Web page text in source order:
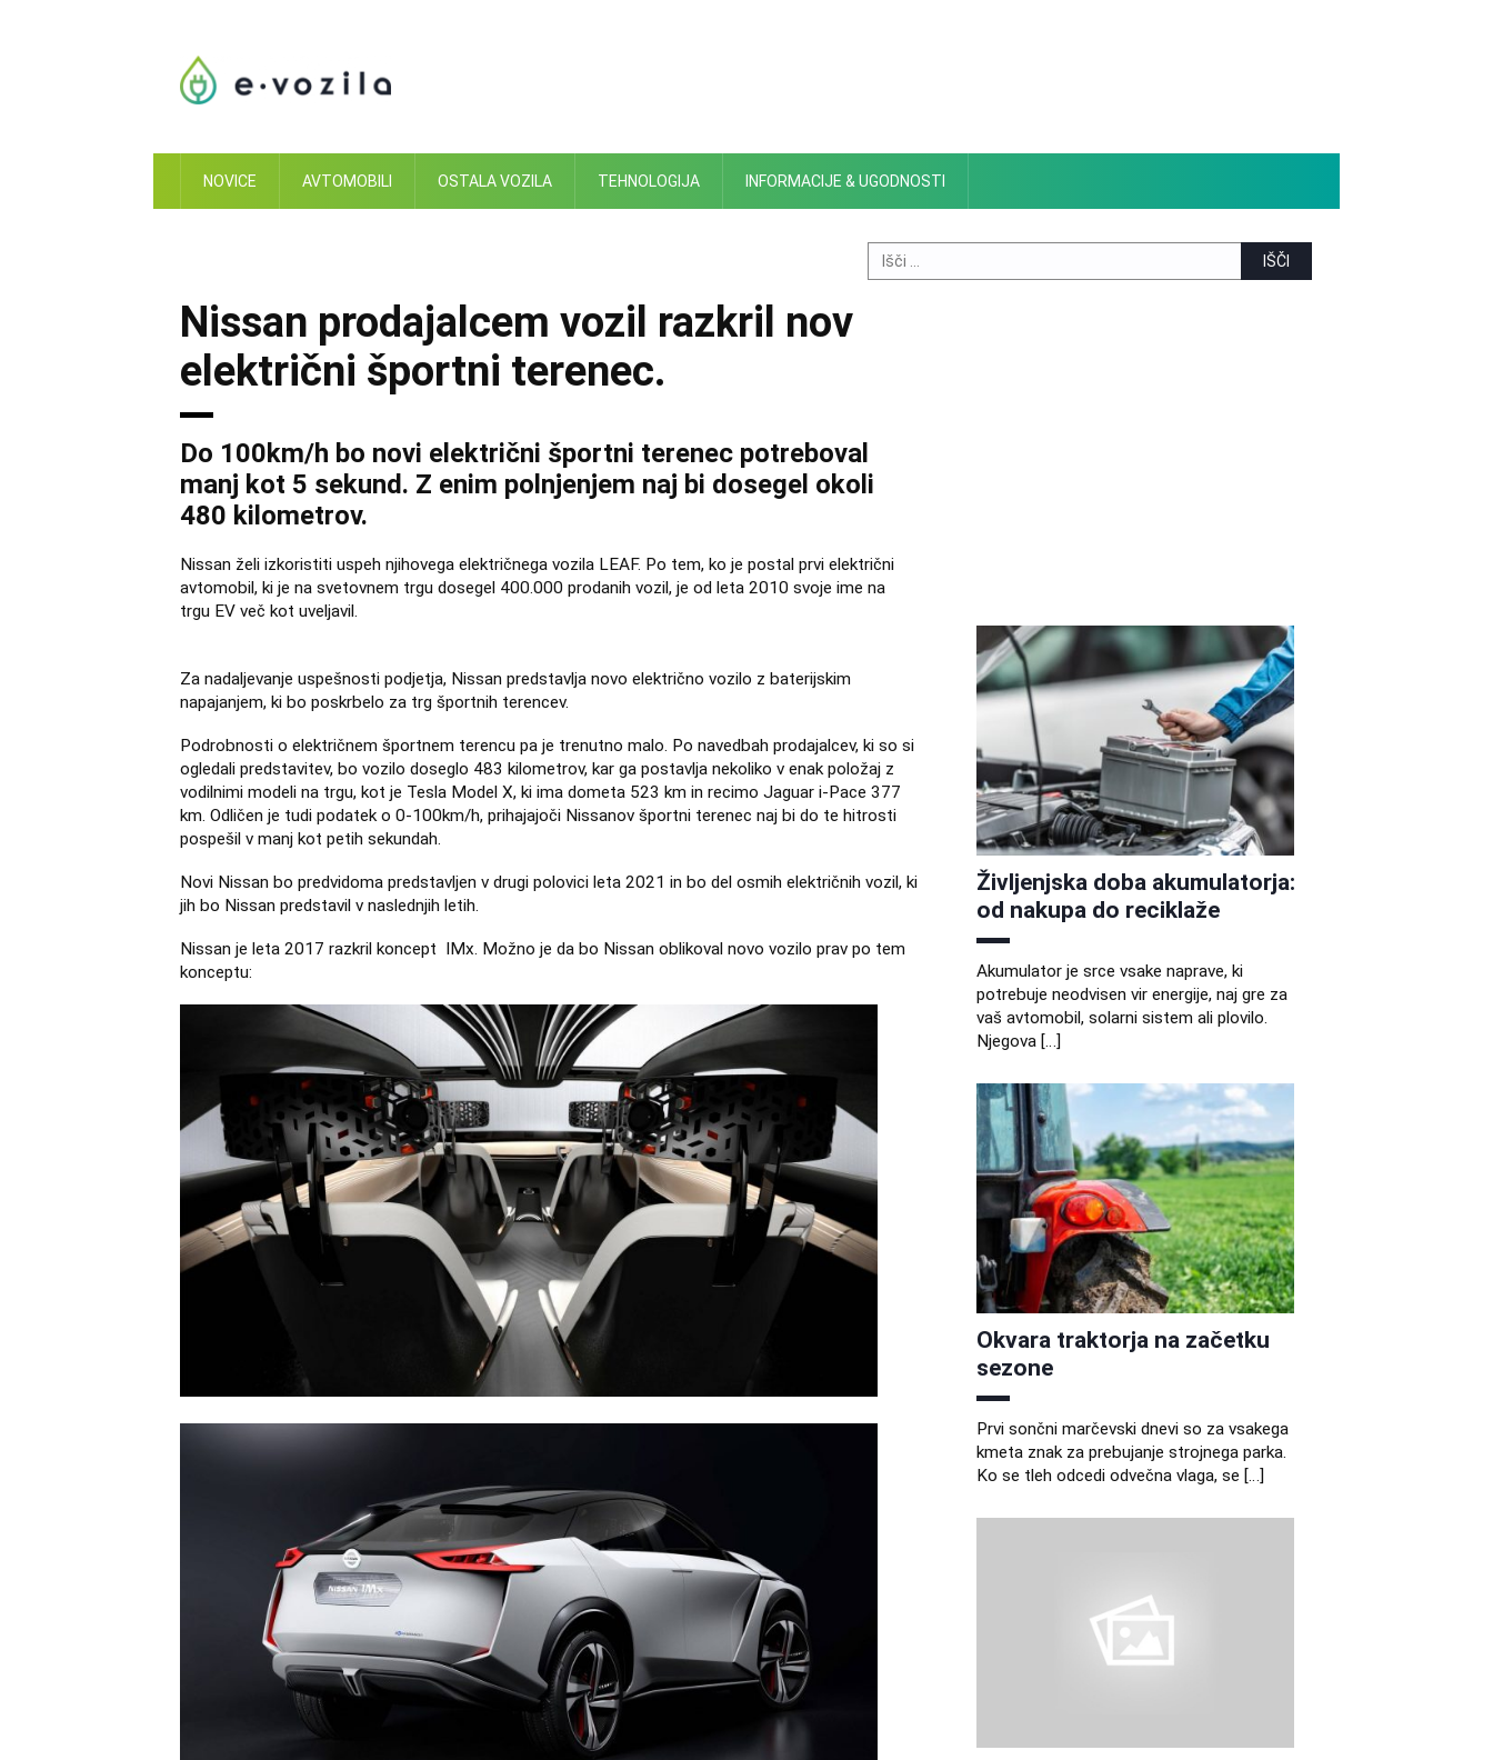
NOVICE AVTOMOBILI OSTALA VOZILA TEHNOLOGIJA INFORMACIJE & UGODNOSTI
Search
for:
Nissan prodajalcem vozil razkril nov
električni športni terenec.
Do 100km/h bo novi električni športni terenec potreboval
manj kot 5 sekund. Z enim polnjenjem naj bi dosegel okoli
480 kilometrov.
Nissan želi izkoristiti uspeh njihovega električnega vozila LEAF. Po tem, ko je postal prvi električni
avtomobil, ki je na svetovnem trgu dosegel 400.000 prodanih vozil, je od leta 2010 svoje ime na
trgu EV več kot uveljavil.
Za nadaljevanje uspešnosti podjetja, Nissan predstavlja novo električno vozilo z baterijskim
napajanjem, ki bo poskrbelo za trg športnih terencev.
Podrobnosti o električnem športnem terencu pa je trenutno malo. Po navedbah prodajalcev, ki so si
ogledali predstavitev, bo vozilo doseglo 483 kilometrov, kar ga postavlja nekoliko v enak položaj z
vodilnimi modeli na trgu, kot je Tesla Model X, ki ima dometa 523 km in recimo Jaguar i-Pace 377
km. Odličen je tudi podatek o 0-100km/h, prihajajoči Nissanov športni terenec naj bi do te hitrosti
pospešil v manj kot petih sekundah.
Novi Nissan bo predvidoma predstavljen v drugi polovici leta 2021 in bo del osmih električnih vozil, ki
jih bo Nissan predstavil v naslednjih letih.
Nissan je leta 2017 razkril koncept IMx. Možno je da bo Nissan oblikoval novo vozilo prav po tem
konceptu:
Življenjska doba akumulatorja:
od nakupa do reciklaže
Akumulator je srce vsake naprave, ki
potrebuje neodvisen vir energije, naj gre za
vaš avtomobil, solarni sistem ali plovilo.
Njegova […]
Okvara traktorja na začetku
sezone
Prvi sončni marčevski dnevi so za vsakega
kmeta znak za prebujanje strojnega parka.
Ko se tleh odcedi odvečna vlaga, se […]